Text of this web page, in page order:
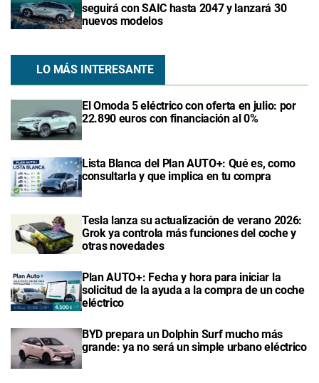
seguirá con SAIC hasta 2047 y lanzará 30
nuevos modelos
LO MÁS INTERESANTE
El Omoda 5 eléctrico con oferta en julio: por
22.890 euros con financiación al 0%
Lista Blanca del Plan AUTO+: Qué es, como
consultarla y que implica en tu compra
Tesla lanza su actualización de verano 2026:
Grok ya controla más funciones del coche y
otras novedades
Plan AUTO+: Fecha y hora para iniciar la
solicitud de la ayuda a la compra de un coche
eléctrico
BYD prepara un Dolphin Surf mucho más
grande: ya no será un simple urbano eléctrico